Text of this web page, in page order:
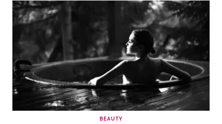
BEAUTY